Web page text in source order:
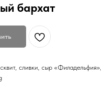
бархат
сливки, сыр